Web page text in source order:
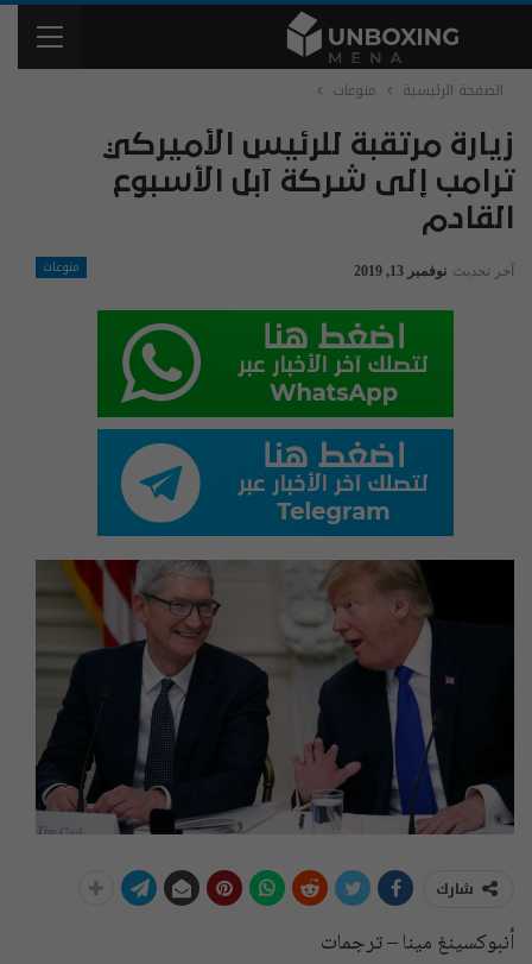
الصفحة الرئيسية منوعات
زيارة مرتقبة للرئيس الأميركي
ترامب إلى شركة آبل الأسبوع
القادم
منوعات آخر تحديث نوفمبر 13, 2019
شارك
أنبوكسينغ مينا – ترجمات